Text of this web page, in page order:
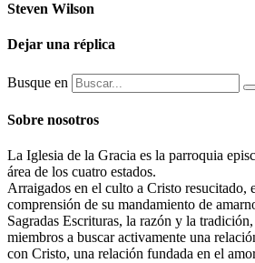
Steven Wilson
Dejar una réplica
Busque en
Sobre nosotros
La Iglesia de la Gracia es la parroquia
área de los cuatro estados.
Arraigados en el culto a Cristo resucitado,
comprensión de su mandamiento de
Sagradas Escrituras, la razón y la
miembros a buscar activamente una
con Cristo, una relación fundada en el